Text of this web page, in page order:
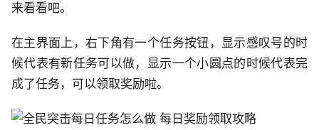
来看看吧。
在主界面上，右下角有一个任务按钮，显示感叹号的时
候代表有新任务可以做，显示一个小圆点的时候代表完
成了任务，可以领取奖励啦。